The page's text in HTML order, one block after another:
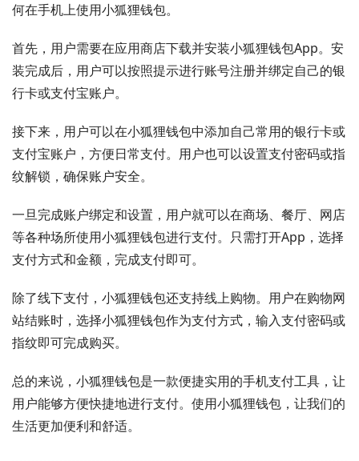
何在手机上使用小狐狸钱包。
首先，用户需要在应用商店下载并安装小狐狸钱包App。安
装完成后，用户可以按照提示进行账号注册并绑定自己的银
行卡或支付宝账户。
接下来，用户可以在小狐狸钱包中添加自己常用的银行卡或
支付宝账户，方便日常支付。用户也可以设置支付密码或指
纹解锁，确保账户安全。
一旦完成账户绑定和设置，用户就可以在商场、餐厅、网店
等各种场所使用小狐狸钱包进行支付。只需打开App，选择
支付方式和金额，完成支付即可。
除了线下支付，小狐狸钱包还支持线上购物。用户在购物网
站结账时，选择小狐狸钱包作为支付方式，输入支付密码或
指纹即可完成购买。
总的来说，小狐狸钱包是一款便捷实用的手机支付工具，让
用户能够方便快捷地进行支付。使用小狐狸钱包，让我们的
生活更加便利和舒适。